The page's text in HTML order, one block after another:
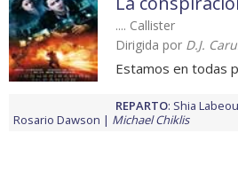
.... Callister
Dirigida por D.J.
Estamos en todas
REPARTO: Shia
Rosario Dawson
Michael Chiklis